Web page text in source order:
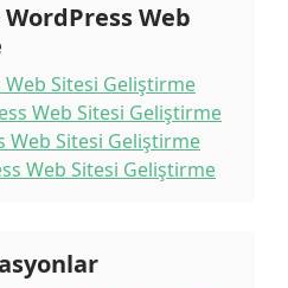
Web
Web Sitesi Geliştirme
Web Sitesi Geliştirme
Web Sitesi Geliştirme
Web Sitesi Geliştirme